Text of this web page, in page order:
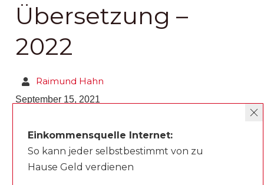
Übersetzung –
2022
Raimund Hahn
September 15, 2021
Einkommensquelle Internet:
So kann jeder selbstbestimmt von zu
Hause Geld verdienen